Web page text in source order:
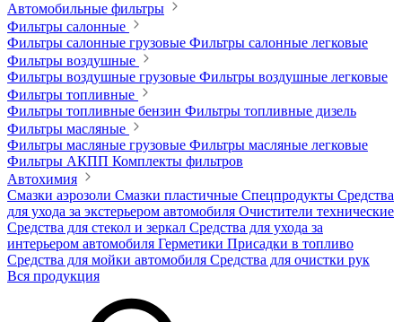
Автомобильные фильтры
Фильтры салонные
Фильтры салонные грузовые Фильтры салонные легковые
Фильтры воздушные
Фильтры воздушные грузовые Фильтры воздушные легковые
Фильтры топливные
Фильтры топливные бензин Фильтры топливные дизель
Фильтры масляные
Фильтры масляные грузовые Фильтры масляные легковые
Фильтры АКПП Комплекты фильтров
Автохимия
Смазки аэрозоли Смазки пластичные Спецпродукты Средства
для ухода за экстерьером автомобиля Очистители технические
Средства для стекол и зеркал Средства для ухода за
интерьером автомобиля Герметики Присадки в топливо
Средства для мойки автомобиля Средства для очистки рук
Вся продукция